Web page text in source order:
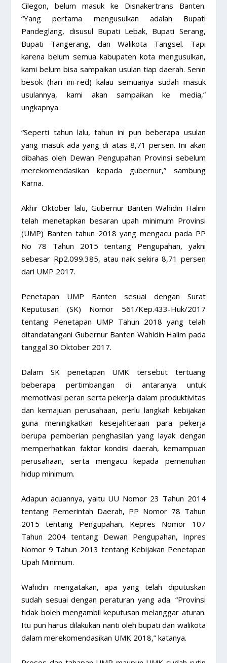
Cilegon, belum masuk ke Disnakertrans Banten.
“Yang pertama mengusulkan adalah Bupati
Pandeglang, disusul Bupati Lebak, Bupati Serang,
Bupati Tangerang, dan Walikota Tangsel. Tapi
karena belum semua kabupaten kota mengusulkan,
kami belum bisa sampaikan usulan tiap daerah. Senin
besok (hari ini-red) kalau semuanya sudah masuk
usulannya, kami akan sampaikan ke media,”
ungkapnya.
“Seperti tahun lalu, tahun ini pun beberapa usulan
yang masuk ada yang di atas 8,71 persen. Ini akan
dibahas oleh Dewan Pengupahan Provinsi sebelum
merekomendasikan kepada gubernur,” sambung
Karna.
Akhir Oktober lalu, Gubernur Banten Wahidin Halim
telah menetapkan besaran upah minimum Provinsi
(UMP) Banten tahun 2018 yang mengacu pada PP
No 78 Tahun 2015 tentang Pengupahan, yakni
sebesar Rp2.099.385, atau naik sekira 8,71 persen
dari UMP 2017.
Penetapan UMP Banten sesuai dengan Surat
Keputusan (SK) Nomor 561/Kep.433-Huk/2017
tentang Penetapan UMP Tahun 2018 yang telah
ditandatangani Gubernur Banten Wahidin Halim pada
tanggal 30 Oktober 2017.
Dalam SK penetapan UMK tersebut tertuang
beberapa pertimbangan di antaranya untuk
memotivasi peran serta pekerja dalam produktivitas
dan kemajuan perusahaan, perlu langkah kebijakan
guna meningkatkan kesejahteraan para pekerja
berupa pemberian penghasilan yang layak dengan
memperhatikan faktor kondisi daerah, kemampuan
perusahaan, serta mengacu kepada pemenuhan
hidup minimum.
Adapun acuannya, yaitu UU Nomor 23 Tahun 2014
tentang Pemerintah Daerah, PP Nomor 78 Tahun
2015 tentang Pengupahan, Kepres Nomor 107
Tahun 2004 tentang Dewan Pengupahan, Inpres
Nomor 9 Tahun 2013 tentang Kebijakan Penetapan
Upah Minimum.
Wahidin mengatakan, apa yang telah diputuskan
sudah sesuai dengan peraturan yang ada. “Provinsi
tidak boleh mengambil keputusan melanggar aturan.
Itu pun harus dilakukan nanti oleh bupati dan walikota
dalam merekomendasikan UMK 2018,” katanya.